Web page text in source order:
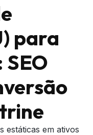
para
SEO
estáticas em ativos